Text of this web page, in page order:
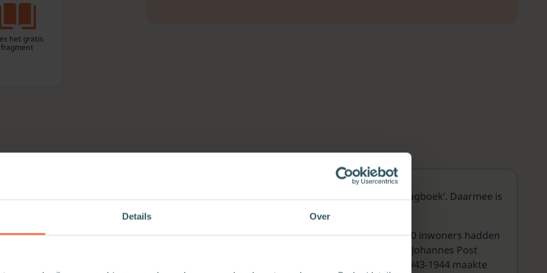
Details Over
het gratis
fragment
Bijzonder was dat hij aantekeningen maakte, die hij na de oorlog omwerkte in een ‘dagboek’. Daarmee is
gemeenschap ter wereld de Yad Vashem-onderscheiding van de staat Israël. Ruim 250 inwoners hadden
was domineeszoon Arnold Douwes, die door de legendarische verzetsman Johannes Post
Joden onder te brengen, tot hij in 1944 werd opgepakt door de Gestapo. In 1943-1944 maakte